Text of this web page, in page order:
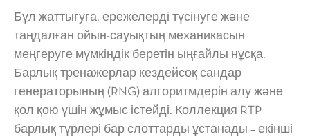
Бұл жаттығуға, ережелерді түсінуге және
таңдалған ойын-сауықтың механикасын
меңгеруге мүмкіндік беретін ыңғайлы нұсқа.
Барлық тренажерлар кездейсоқ сандар
генераторының (RNG) алгоритмдерін алу және
қол қою үшін жұмыс істейді. Коллекция RTP
барлық түрлері бар слоттарды ұстанады – екінші